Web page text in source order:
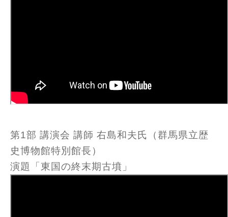
第1部 講演会 講師 右島和夫氏（群馬県立歴
史博物館特別館長）
演題「東国の終末期古墳」